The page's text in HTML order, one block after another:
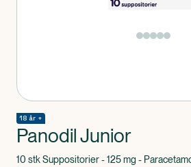
18 år +
Panodil Junior
10 stk Suppositorier - 125 mg -